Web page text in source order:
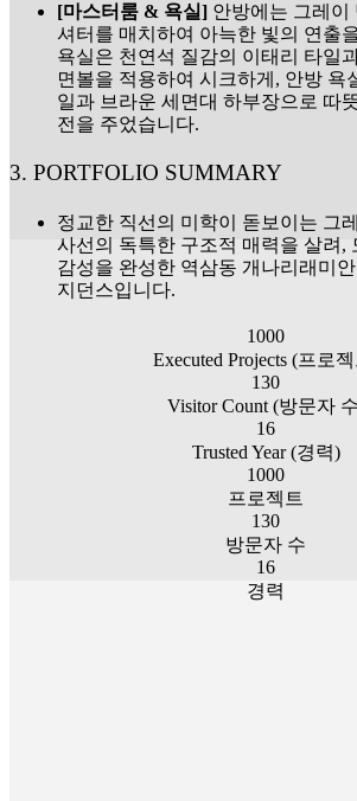
[마스터룸 & 욕실] 안방에는 그레이
셔터를 매치하여 아늑한 빛의 연출
욕실은 천연석 질감의 이태리 타일
면볼을 적용하여 시크하게, 안방 욕
일과 브라운 세면대 하부장으로 따
전을 주었습니다.
3. PORTFOLIO SUMMARY
정교한 직선의 미학이 돋보이는 그
사선의 독특한 구조적 매력을 살려,
감성을 완성한 역삼동 개나리래미
지던스입니다.
1000
Executed Projects (프로
130
Visitor Count (방문자
16
Trusted Year (경력)
1000
프로젝트
130
방문자 수
16
경력